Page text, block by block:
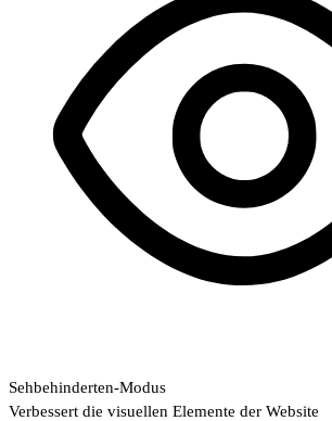
Sehbehinderten-Modus
Verbessert die visuellen Elemente der Website